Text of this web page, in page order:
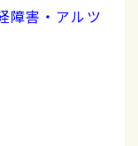
害・アルツ